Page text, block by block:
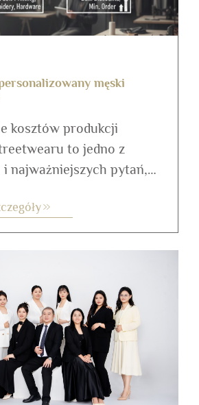
męski
kosztów produkcji
to jedno z
najważniejszych pytań,
produkcji. Ceny mogą
różnić w zależności od
i wielkości
budżetu...